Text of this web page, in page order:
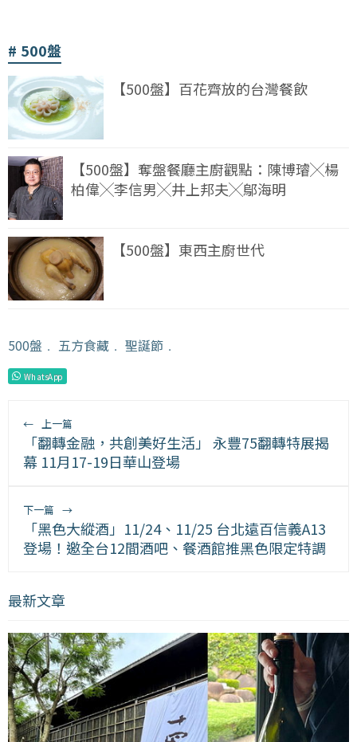
500盤
【500盤】百花齊放的台灣餐飲
【500盤】奪盤餐廳主廚觀點：陳博璿╳楊
柏偉╳李信男╳井上邦夫╳鄔海明
【500盤】東西主廚世代
500盤 ﹒ 五方食藏 ﹒ 聖誕節 ﹒
WhatsApp
← 上一篇
「翻轉金融，共創美好生活」 永豐75翻轉特展揭
幕 11月17-19日華山登場
下一篇 →
「黑色大縱酒」11/24、11/25 台北遠百信義A13
登場！邀全台12間酒吧、餐酒館推黑色限定特調
最新文章